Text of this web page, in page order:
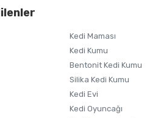
daha pahalı.
alternatifler olmalı.Kedi Maması
Kedi Kumu
Bentonit Kedi Kumu
Silika Kedi Kumu
Kedi Evi
Kedi Oyuncağı